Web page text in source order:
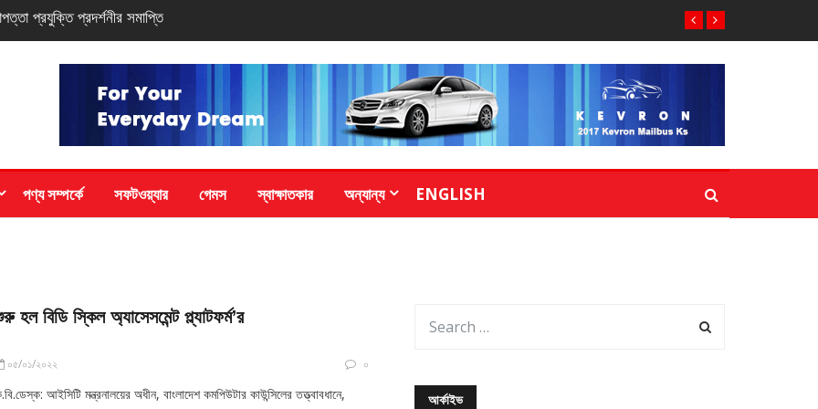
সিরিজ স্মার্টফোন
পণ্য সম্পর্কে সফটওয়্যার গেমস স্বাক্ষাতকার অন্যান্য ENGLISH
হল বিডি স্কিল অ্যাসেসমেন্ট প্ল্যাটফর্ম’র
০৫/০১/২০২২ ০
আইসিটি মন্ত্রনালয়ের অধীন, বাংলাদেশ কমপিউটার কাউন্সিলের তত্ত্বাবধানে,
আর্কাইভ